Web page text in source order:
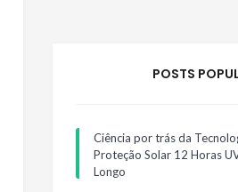
POSTS
Ciência por trás da
Proteção Solar 12 Horas
Longo